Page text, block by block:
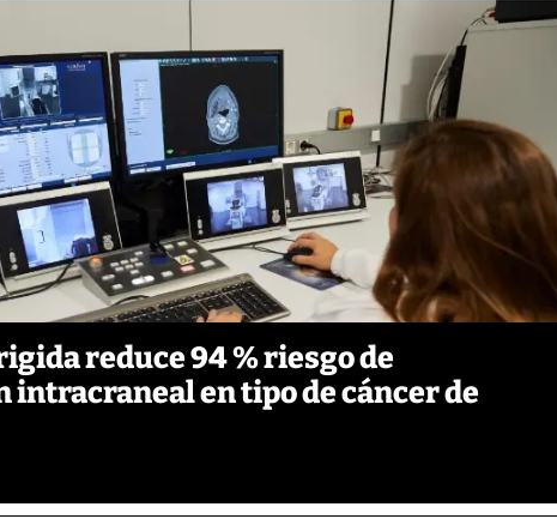
reduce 94 % riesgo de
intracraneal en tipo de cáncer de